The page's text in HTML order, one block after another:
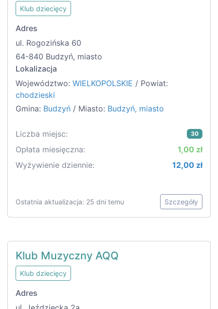
Klub dziecięcy
Adres
ul. Rogozińska 60
64-840 Budzyń, miasto
Lokalizacja
Województwo: WIELKOPOLSKIE / Powiat:
chodzieski
Gmina: Budzyń / Miasto: Budzyń, miasto
Liczba miejsc: 30
Opłata miesięczna:
1,00 zł
Wyżywienie dziennie:
12,00 zł
Ostatnia aktualizacja: 25 dni temu Szczegóły
Klub Muzyczny AQQ
Klub dziecięcy
Adres